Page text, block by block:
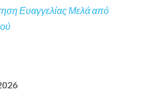
Ευαγγελίας Μελά από